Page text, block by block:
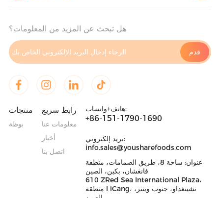
هل تبحث عن المزيد من المعلومات؟
منتجات
بوظة
رابط سريع
معلومات عنا
أخبار
اتصل بنا
هاتف+واتساب:
+86-151-1790-1690
بريد إلكتروني:
info.sales@yousharefoods.com
عنوان: ساحة 8، طريق الصمامات، منطقة
فانغشان، بكين، الصين
610 ZRed Sea International Plaza،
منطقة l iCang، تشينغداو، جنوب وينتر،